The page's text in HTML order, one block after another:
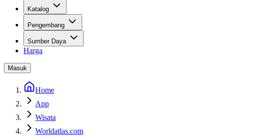
Katalog
Pengembang
Sumber Daya
Harga
Masuk
Home
App
Wisata
Worldatlas.com